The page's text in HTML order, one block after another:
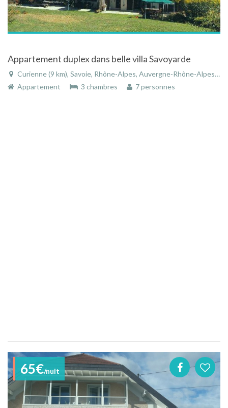
Appartement duplex dans belle villa Savoyarde
Curienne (9 km), Savoie, Rhône-Alpes, Auvergne-Rhône-Alpes, France
Appartement
3 chambres 7 personnes
65€/nuit